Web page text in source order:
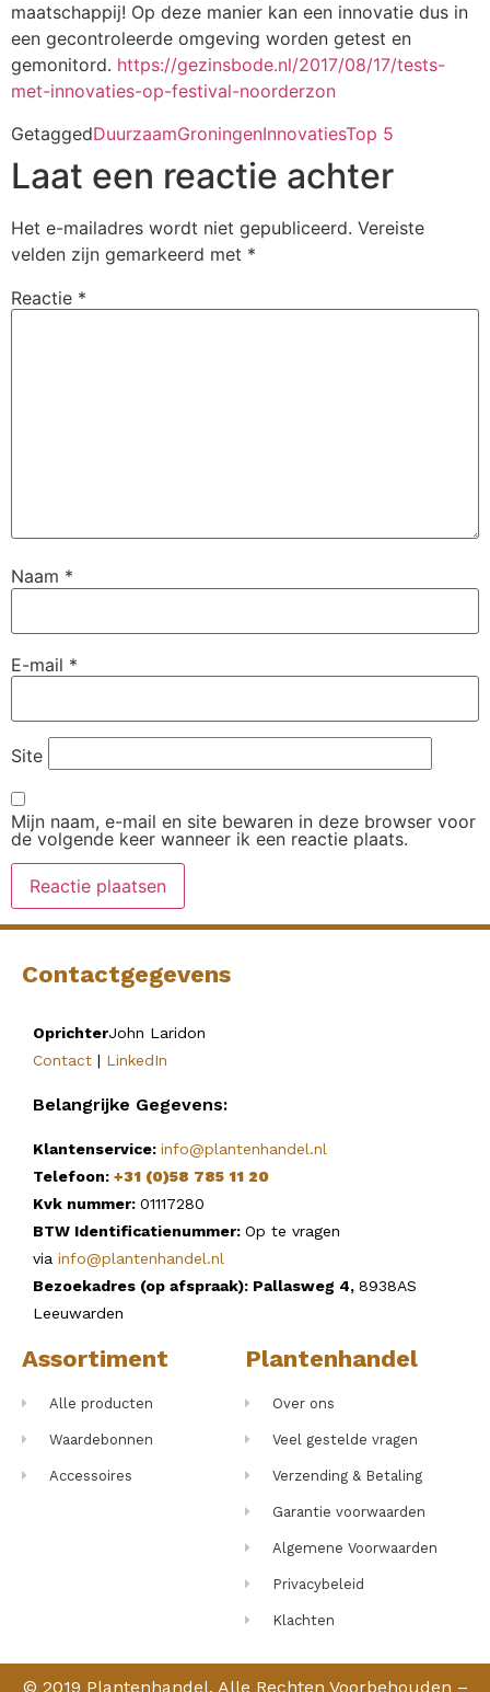
maatschappij! Op deze manier kan een innovatie dus in
een gecontroleerde omgeving worden getest en
gemonitord. https://gezinsbode.nl/2017/08/17/tests-
met-innovaties-op-festival-noorderzon
GetaggedDuurzaamGroningenInnovatiesTop 5
Laat een reactie achter
Het e-mailadres wordt niet gepubliceerd. Vereiste
velden zijn gemarkeerd met *
Reactie *
Naam *
E-mail *
Site
Mijn naam, e-mail en site bewaren in deze browser voor
de volgende keer wanneer ik een reactie plaats.
Contactgegevens
OprichterJohn Laridon
Contact | LinkedIn
Belangrijke Gegevens:
Klantenservice: info@plantenhandel.nl
Telefoon: +31 (0)58 785 11 20
Kvk nummer: 01117280
BTW Identificatienummer: Op te vragen
via info@plantenhandel.nl
Bezoekadres (op afspraak): Pallasweg 4, 8938AS
Leeuwarden
Assortiment
Alle producten
Waardebonnen
Accessoires
Plantenhandel
Over ons
Veel gestelde vragen
Verzending & Betaling
Garantie voorwaarden
Algemene Voorwaarden
Privacybeleid
Klachten
© 2019 Plantenhandel. Alle Rechten Voorbehouden –